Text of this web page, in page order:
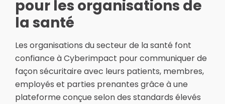
FORMULAIRE DE DEMANDE
SITE WEB
EN
pour les organisations de
la santé
Les organisations du secteur de la santé font
confiance à Cyberimpact pour communiquer de
façon sécuritaire avec leurs patients, membres,
employés et parties prenantes grâce à une
plateforme conçue selon des standards élevés